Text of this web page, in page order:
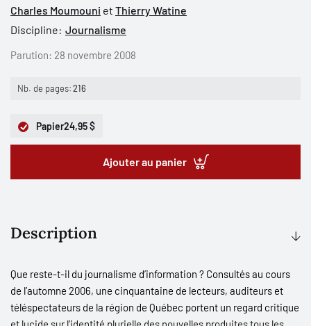
Charles Moumouni et Thierry Watine
Discipline: Journalisme
Parution: 28 novembre 2008
Nb. de pages:216
Papier24,95 $
Ajouter au panier
Description
Que reste-t-il du journalisme d’information ? Consultés au cours
de l’automne 2006, une cinquantaine de lecteurs, auditeurs et
téléspectateurs de la région de Québec portent un regard critique